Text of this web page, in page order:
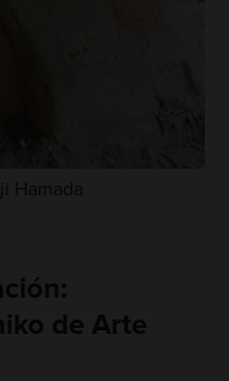
Hamada
de Arte